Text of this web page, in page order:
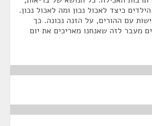
כיצד לאכול נכון ומה לאכול נכון.
עם ההורים, על הזנה נכונה. כך
מעבר לזה שאנחנו מאריכים את יום